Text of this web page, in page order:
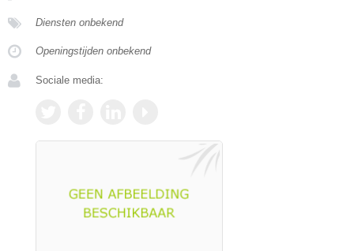
Diensten onbekend
Openingstijden onbekend
Sociale media: